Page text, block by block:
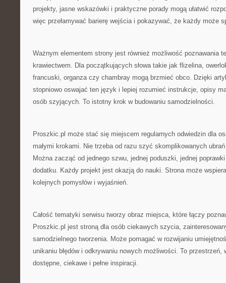
projekty, jasne wskazówki i praktyczne porady mogą ułatwić
więc przełamywać barierę wejścia i pokazywać, że każdy może
Ważnym elementem strony jest również możliwość poznawania
krawiectwem. Dla początkujących słowa takie jak flizelina,
francuski, organza czy chambray mogą brzmieć obco. Dzięki
stopniowo oswajać ten język i lepiej rozumieć instrukcje, opisy
osób szyjących. To istotny krok w budowaniu samodzielności.
Proszkic.pl może stać się miejscem regularnych odwiedzin dla
małymi krokami. Nie trzeba od razu szyć skomplikowanych
Można zacząć od jednego szwu, jednej poduszki, jednej
dodatku. Każdy projekt jest okazją do nauki. Strona może
kolejnych pomysłów i wyjaśnień.
Całość tematyki serwisu tworzy obraz miejsca, które łączy
Proszkic.pl jest stroną dla osób ciekawych szycia,
samodzielnego tworzenia. Może pomagać w rozwijaniu
unikaniu błędów i odkrywaniu nowych możliwości. To
dostępne, ciekawe i pełne inspiracji.